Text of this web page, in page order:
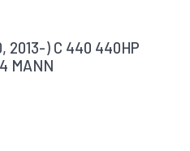
2013-) C 440 440HP
MANN